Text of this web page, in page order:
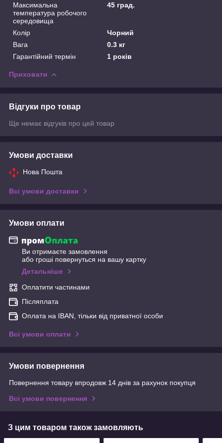
Максимальна
температура робочого
середовища
45 град.
Колір
Чорний
Вага
0.3 кг
Гарантійний термін
1 років
Приховати
Відгуки про товар
Ще немає відгуків про цей товар
Умови доставки
Нова Пошта
Всі умови доставки
Умови оплати
Ви отримаєте замовлення
або гроші повернуться на вашу картку
Детальніше
Оплатити частинами
Післяплата
Оплата на IBAN, тільки від приватної особи
Всі умови оплати
Умови повернення
Повернення товару впродовж 14 днів за рахунок покупця
Всі умови повернення
З цим товаром також замовляють